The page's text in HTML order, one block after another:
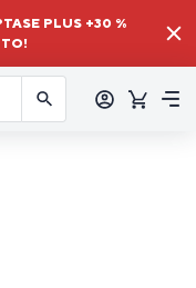
PLUS +30 %
TO!